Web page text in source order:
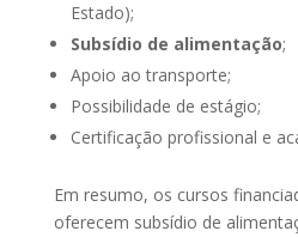
Estado);
Subsídio de alimentação;
Apoio ao transporte;
Possibilidade de estágio;
Certificação profissional e
Em resumo, os cursos
oferecem subsídio de